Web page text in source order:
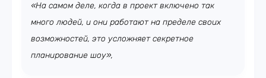
«На самом деле, когда в проект включено так
много людей, и они работают на пределе своих
возможностей, это усложняет секретное
планирование шоу»,